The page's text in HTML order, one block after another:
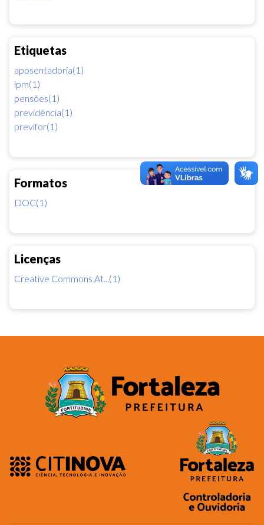
Etiquetas
aposentadoria(1)
ipm(1)
pensões(1)
previdência(1)
previfor(1)
Formatos
DOC(1)
Licenças
Creative Commons At...(1)